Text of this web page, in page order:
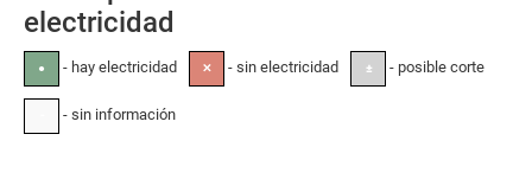
electricidad
● - hay electricidad ✕ - sin electricidad ± - posible corte
- sin información